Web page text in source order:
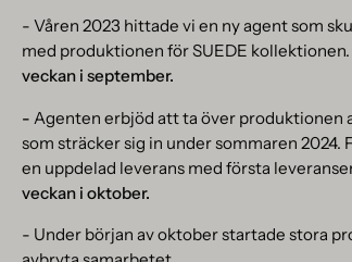
- Våren 2023 hittade vi en ny agent som
med produktionen för SUEDE
veckan i september.
- Agenten erbjöd att ta över produktionen
som sträcker sig in under sommaren 2024.
en uppdelad leverans med första
veckan i oktober.
- Under början av oktober startade stora